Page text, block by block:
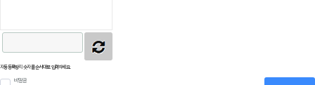
자동등록방지 숫자를 순서대로 입력하세요.
비밀글